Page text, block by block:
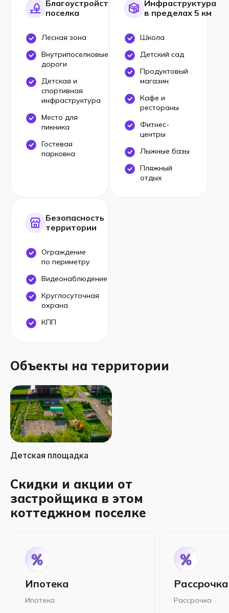
Благоустройство
поселка
Лесная зона
Внутрипоселковые
дороги
Детская и
спортивная
инфраструктура
Место для
пикника
Гостевая
парковка
Инфраструктура
в пределах 5 км
Школа
Детский сад
Продуктовый
магазин
Кафе и
рестораны
Фитнес-
центры
Лыжные базы
Пляжный
отдых
Безопасность
территории
Ограждение
по периметру
Видеонаблюдение
Круглосуточная
охрана
КПП
Объекты на территории
Детская площадка
Скидки и акции от
застройщика в этом
коттеджном поселке
Ипотека
Ипотека
Рассрочка
Рассрочка